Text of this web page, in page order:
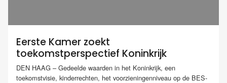
Eerste Kamer zoekt
toekomstperspectief Koninkrijk
DEN HAAG – Gedeelde waarden in het Koninkrijk, een
toekomstvisie, kinderrechten, het voorzieningenniveau op de BES-